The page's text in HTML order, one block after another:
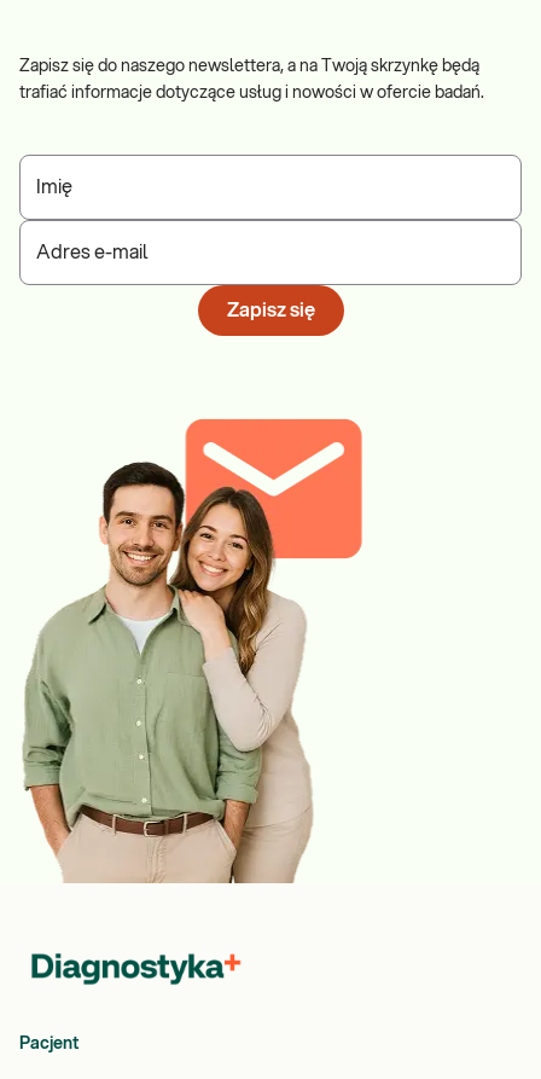
Zapisz się do naszego newslettera, a na Twoją skrzynkę będą
trafiać informacje dotyczące usług i nowości w ofercie badań.
Imię
Adres e-mail
Zapisz się
Pacjent